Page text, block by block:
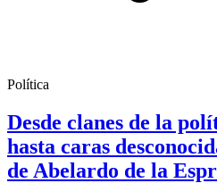
Política
Desde clanes de la
hasta caras
de Abelardo de la